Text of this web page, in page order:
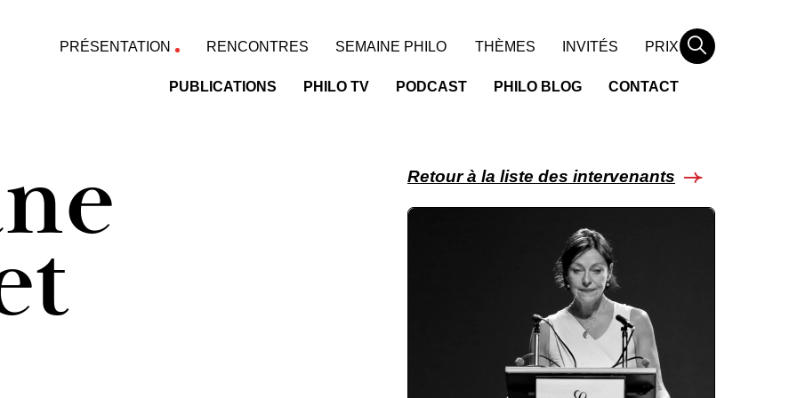
PRÉSENTATION RENCONTRES SEMAINE PHILO THÈMES INVITÉS PRIX
PUBLICATIONS PHILO TV PODCAST PHILO BLOG CONTACT
Rechercher
Retour à la liste des intervenants